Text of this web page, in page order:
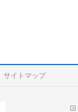
サイトマップ